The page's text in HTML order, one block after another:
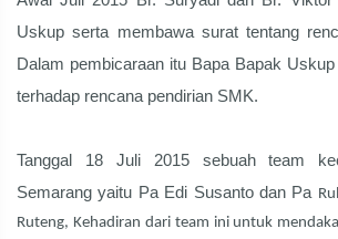
Uskup serta membawa surat tentang
Dalam pembicaraan itu Bapa Bapak
terhadap rencana pendirian SMK.
Tanggal 18 Juli 2015 sebuah team
Semarang yaitu Pa Edi Susanto dan Pa
Ruteng, Kehadiran dari team ini untuk